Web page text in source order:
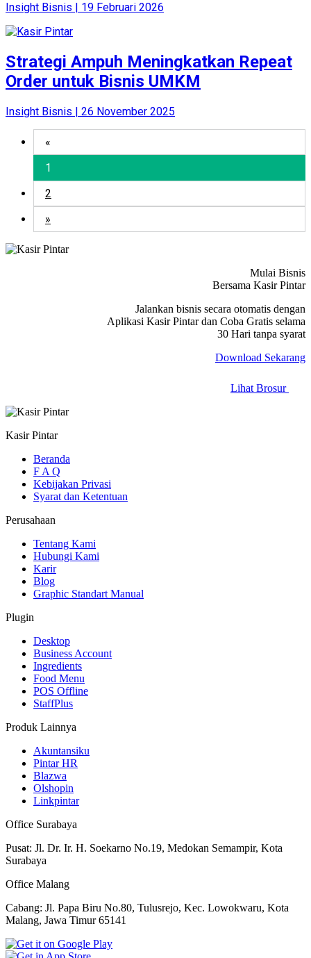
Insight Bisnis | 19 Februari 2026
Strategi Ampuh Meningkatkan Repeat
Order untuk Bisnis UMKM
Insight Bisnis | 26 November 2025
«
1
2
»
Mulai Bisnis
Bersama Kasir Pintar
Jalankan bisnis secara otomatis dengan
Aplikasi Kasir Pintar dan Coba Gratis selama
30 Hari tanpa syarat
Download Sekarang
Lihat Brosur
Kasir Pintar
Beranda
F A Q
Kebijakan Privasi
Syarat dan Ketentuan
Perusahaan
Tentang Kami
Hubungi Kami
Karir
Blog
Graphic Standart Manual
Plugin
Desktop
Business Account
Ingredients
Food Menu
POS Offline
StaffPlus
Produk Lainnya
Akuntansiku
Pintar HR
Blazwa
Olshopin
Linkpintar
Office Surabaya
Pusat: Jl. Dr. Ir. H. Soekarno No.19, Medokan Semampir, Kota
Surabaya
Office Malang
Cabang: Jl. Papa Biru No.80, Tulusrejo, Kec. Lowokwaru, Kota
Malang, Jawa Timur 65141